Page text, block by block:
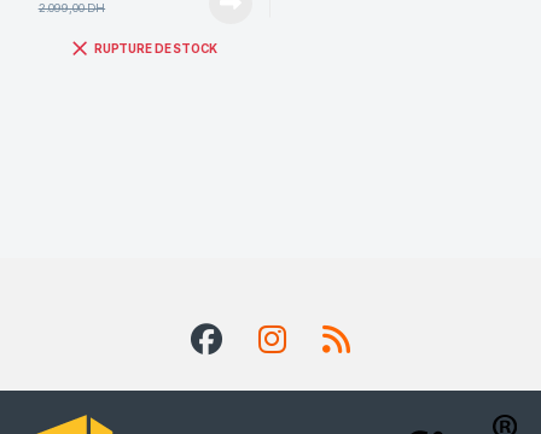
2.099,00DH
RUPTURE DE STOCK